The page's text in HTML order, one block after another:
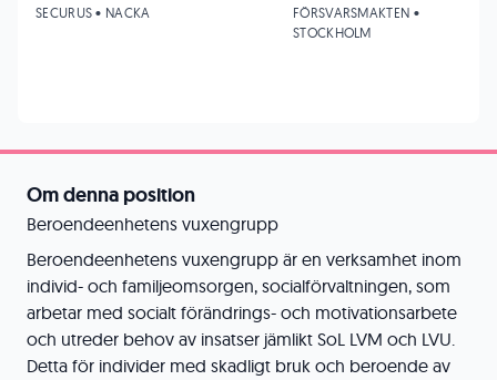
Om denna position
Beroendeenhetens vuxengrupp
Beroendeenhetens vuxengrupp är en verksamhet inom
individ- och familjeomsorgen, socialförvaltningen, som
arbetar med socialt förändrings- och motivationsarbete
och utreder behov av insatser jämlikt SoL LVM och LVU.
Detta för individer med skadligt bruk och beroende av
SECURUS • NACKA
FÖRSVARSMAKTEN •
STOCKHOLM